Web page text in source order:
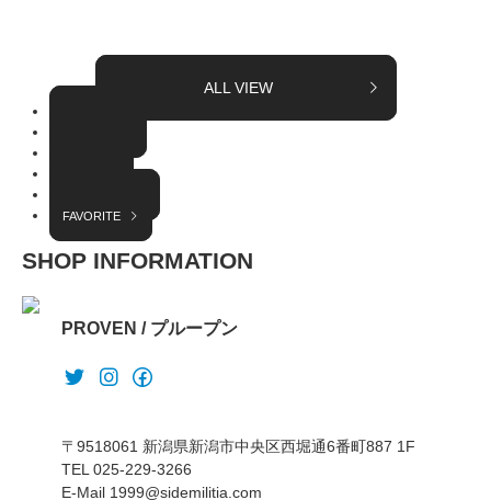
ALL VIEW
FAVORITE
SHOP INFORMATION
PROVEN / プループン
〒9518061 新潟県新潟市中央区西堀通6番町887 1F
TEL 025-229-3266
E-Mail 1999@sidemilitia.com